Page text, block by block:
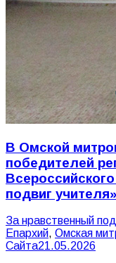
В Омской
победителей
подвиг учителя»
За нравственный
Епархий, Омская
Сайта21.05.2026